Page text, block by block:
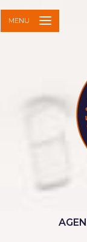
MENU